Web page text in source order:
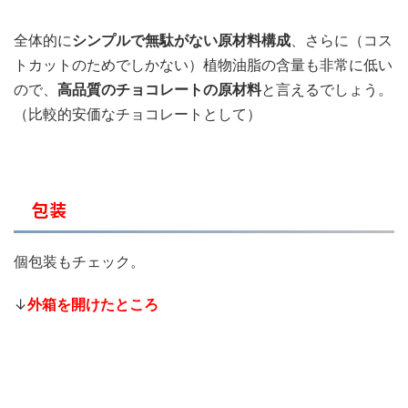
全体的にシンプルで無駄がない原材料構成 、さらに（コス
トカットのためでしかない）植物油脂の含量も非常に低い
ので、 高品質のチョコレートの原材料と言えるでしょう。
（比較的安価なチョコレートとして）
包装
個包装もチェック。
↓外箱を開けたところ